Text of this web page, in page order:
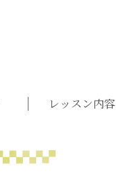
レッスン内容